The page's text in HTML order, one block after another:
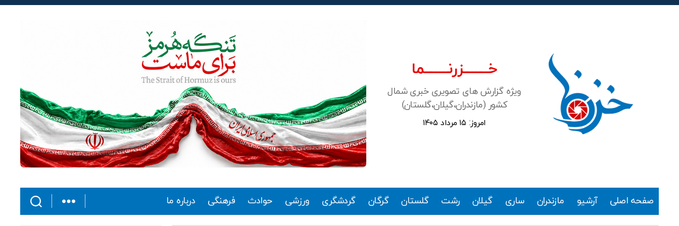
خـــــــزرنـــــــما
ویژه گزارش های تصویری خبری شمال
کشور (مازندران،گیلان،گلستان)
امروز: ۱۵ مرداد ۱۴۰۵
صفحه اصلی آرشیو مازندران ساری گیلان رشت گلستان گرگان گردشگری ورزشی حوادث فرهنگی درباره ما